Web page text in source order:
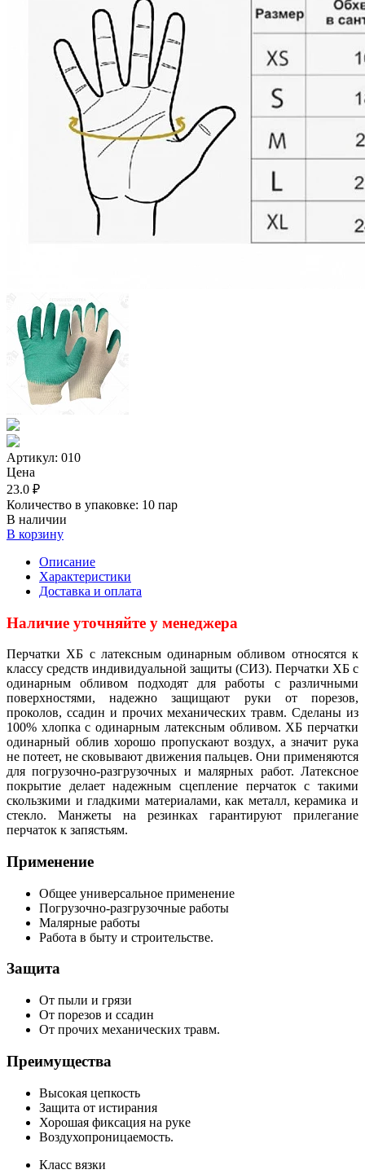
Артикул: 010
Цена
23.0 ₽
Количество в упаковке: 10 пар
В наличии
В корзину
Описание
Характеристики
Доставка и оплата
Наличие уточняйте у менеджера
Перчатки ХБ с латексным одинарным обливом относятся к
классу средств индивидуальной защиты (СИЗ). Перчатки ХБ с
одинарным обливом подходят для работы с различными
поверхностями, надежно защищают руки от порезов,
проколов, ссадин и прочих механических травм. Сделаны из
100% хлопка с одинарным латексным обливом. ХБ перчатки
одинарный облив хорошо пропускают воздух, а значит рука
не потеет, не сковывают движения пальцев. Они применяются
для погрузочно-разгрузочных и малярных работ. Латексное
покрытие делает надежным сцепление перчаток с такими
скользкими и гладкими материалами, как металл, керамика и
стекло. Манжеты на резинках гарантируют прилегание
перчаток к запястьям.
Применение
Общее универсальное применение
Погрузочно-разгрузочные работы
Малярные работы
Работа в быту и строительстве.
Защита
От пыли и грязи
От порезов и ссадин
От прочих механических травм.
Преимущества
Высокая цепкость
Защита от истирания
Хорошая фиксация на руке
Воздухопроницаемость.
Класс вязки